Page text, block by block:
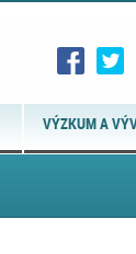
VÝZKUM A